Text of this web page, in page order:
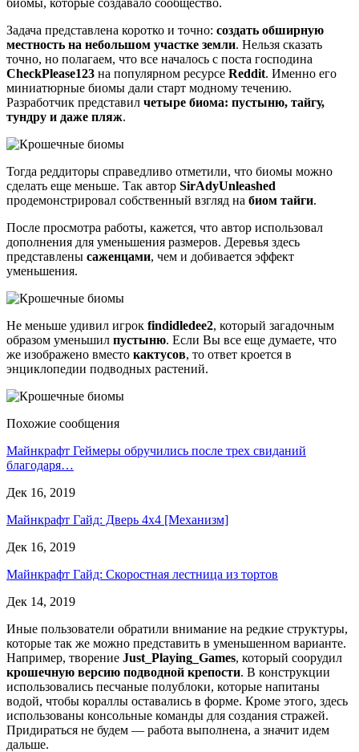
Задача представлена коротко и точно: создать обширную
местность на небольшом участке земли. Нельзя сказать
точно, но полагаем, что все началось с поста господина
CheckPlease123 на популярном ресурсе Reddit. Именно его
миниатюрные биомы дали старт модному течению.
Разработчик представил четыре биома: пустыню, тайгу,
тундру и даже пляж.
Тогда реддиторы справедливо отметили, что биомы можно
сделать еще меньше. Так автор SirAdyUnleashed
продемонстрировал собственный взгляд на биом тайги.
После просмотра работы, кажется, что автор использовал
дополнения для уменьшения размеров. Деревья здесь
представлены саженцами, чем и добивается эффект
уменьшения.
Не меньше удивил игрок findidledee2, который загадочным
образом уменьшил пустыню. Если Вы все еще думаете, что
же изображено вместо кактусов, то ответ кроется в
энциклопедии подводных растений.
Похожие сообщения
Майнкрафт Геймеры обручились после трех свиданий
благодаря…
Дек 16, 2019
Майнкрафт Гайд: Дверь 4х4 [Механизм]
Дек 16, 2019
Майнкрафт Гайд: Скоростная лестница из тортов
Дек 14, 2019
Иные пользователи обратили внимание на редкие структуры,
которые так же можно представить в уменьшенном варианте.
Например, творение Just_Playing_Games, который соорудил
крошечную версию подводной крепости. В конструкции
использовались песчаные полублоки, которые напитаны
водой, чтобы кораллы оставались в форме. Кроме этого, здесь
использованы консольные команды для создания стражей.
Придираться не будем — работа выполнена, а значит идем
дальше.